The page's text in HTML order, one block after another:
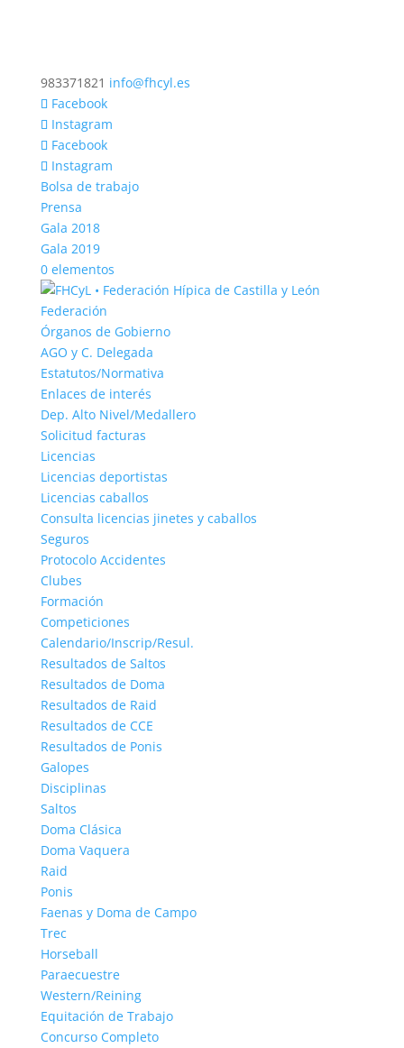
983371821 info@fhcyl.es
Facebook
Instagram
Facebook
Instagram
Bolsa de trabajo
Prensa
Gala 2018
Gala 2019
0 elementos
Federación
Órganos de Gobierno
AGO y C. Delegada
Estatutos/Normativa
Enlaces de interés
Dep. Alto Nivel/Medallero
Solicitud facturas
Licencias
Licencias deportistas
Licencias caballos
Consulta licencias jinetes y caballos
Seguros
Protocolo Accidentes
Clubes
Formación
Competiciones
Calendario/Inscrip/Resul.
Resultados de Saltos
Resultados de Doma
Resultados de Raid
Resultados de CCE
Resultados de Ponis
Galopes
Disciplinas
Saltos
Doma Clásica
Doma Vaquera
Raid
Ponis
Faenas y Doma de Campo
Trec
Horseball
Paraecuestre
Western/Reining
Equitación de Trabajo
Concurso Completo